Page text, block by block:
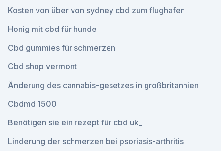
Kosten von über von sydney cbd zum flughafen
Honig mit cbd für hunde
Cbd gummies für schmerzen
Cbd shop vermont
Änderung des cannabis-gesetzes in großbritannien
Cbdmd 1500
Benötigen sie ein rezept für cbd uk_
Linderung der schmerzen bei psoriasis-arthritis